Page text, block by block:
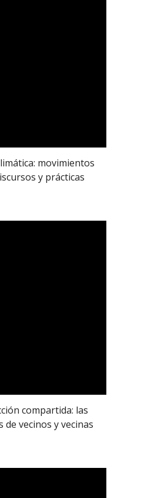
movimientos
y prácticas
compartida: las
de vecinos y vecinas